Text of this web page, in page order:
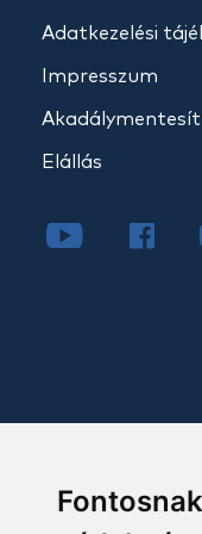
Adatkezelési
Impresszum
Elállás